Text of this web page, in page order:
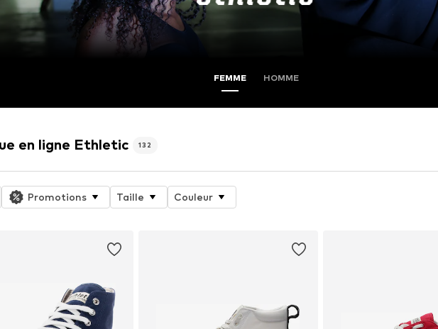
FEMME HOMME
en ligne Ethletic 132
Promotions Taille Couleur